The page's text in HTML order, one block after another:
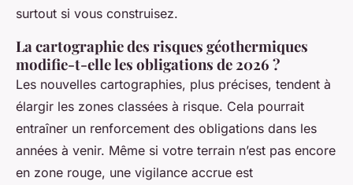
surtout si vous construisez.
La cartographie des risques géothermiques
modifie-t-elle les obligations de 2026 ?
Les nouvelles cartographies, plus précises, tendent à
élargir les zones classées à risque. Cela pourrait
entraîner un renforcement des obligations dans les
années à venir. Même si votre terrain n’est pas encore
en zone rouge, une vigilance accrue est